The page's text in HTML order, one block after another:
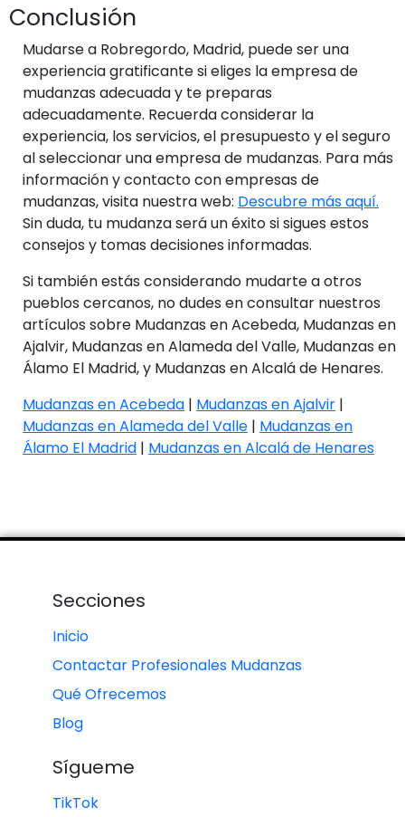
Conclusión
Mudarse a Robregordo, Madrid, puede ser una
experiencia gratificante si eliges la empresa de
mudanzas adecuada y te preparas
adecuadamente. Recuerda considerar la
experiencia, los servicios, el presupuesto y el seguro
al seleccionar una empresa de mudanzas. Para más
información y contacto con empresas de
mudanzas, visita nuestra web: Descubre más aquí.
Sin duda, tu mudanza será un éxito si sigues estos
consejos y tomas decisiones informadas.
Si también estás considerando mudarte a otros
pueblos cercanos, no dudes en consultar nuestros
artículos sobre Mudanzas en Acebeda, Mudanzas en
Ajalvir, Mudanzas en Alameda del Valle, Mudanzas en
Álamo El Madrid, y Mudanzas en Alcalá de Henares.
Mudanzas en Acebeda | Mudanzas en Ajalvir |
Mudanzas en Alameda del Valle | Mudanzas en
Álamo El Madrid | Mudanzas en Alcalá de Henares
Secciones
Inicio
Contactar Profesionales Mudanzas
Qué Ofrecemos
Blog
Sígueme
TikTok